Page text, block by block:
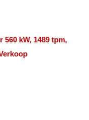
kW, 1489 tpm,